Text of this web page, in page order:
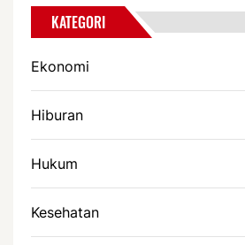
KATEGORI
Ekonomi
Hiburan
Hukum
Kesehatan